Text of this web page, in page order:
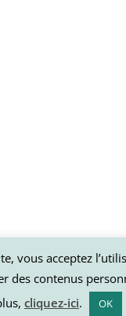
vous acceptez
des contenus
cliquez-ici. OK